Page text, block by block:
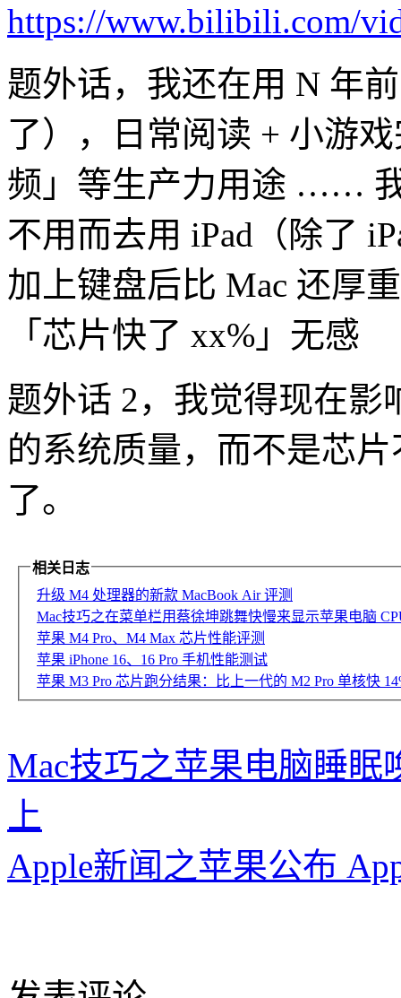
https://www.bilibili.com/
题外话，我还在用 N 年
了），日常阅读 + 小游
频」等生产力用途 ……
不用而去用 iPad（除了
加上键盘后比 Mac 还厚
「芯片快了 xx%」无感
题外话 2，我觉得现在影
的系统质量，而不是芯
了。
相关日志
升级 M4 处理器的新款 MacBook Air 评测
Mac技巧之在菜单栏用蔡徐坤跳舞快慢来显示苹果电脑
苹果 M4 Pro、M4 Max 芯片性能评测
苹果 iPhone 16、16 Pro 手机性能测试
苹果 M3 Pro 芯片跑分结果：比上一代的 M2 Pro 单核快
Mac技巧之苹果电脑睡
上
Apple新闻之苹果公布